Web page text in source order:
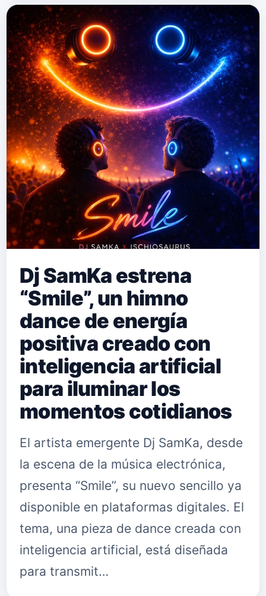
Dj SamKa estrena
“Smile”, un himno
dance de energía
positiva creado con
inteligencia artificial
para iluminar los
momentos cotidianos
El artista emergente Dj SamKa, desde
la escena de la música electrónica,
presenta “Smile”, su nuevo sencillo ya
disponible en plataformas digitales. El
tema, una pieza de dance creada con
inteligencia artificial, está diseñada
para transmit…